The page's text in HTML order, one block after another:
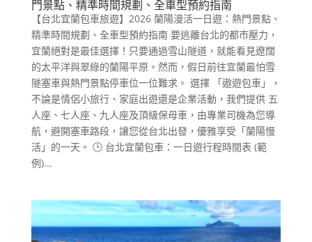
門景點、精準時間規劃、全車型預約指南
【台北宜蘭包車旅遊】2026 蘭陽漫活一日遊：熱門景點、
精準時間規劃、全車型預約指南 要逃離台北的都市壓力，
宜蘭絕對是最佳選擇！只要通過雪山隧道，就能看見遼闊
的太平洋與翠綠的蘭陽平原。然而，假日前往宜蘭最怕雪
隧塞車與熱門景點停車位一位難求。 選擇 「遨遊包車」，
不論是情侶小旅行、家庭出遊還是企業活動，我們提供 五
人座、七人座、九人座及頂級保母車，由專業司機為您導
航，避開塞車路段，讓您從台北出發，優雅享受「蘭陽慢
活」的一天。 🕒 台北宜蘭包車：一日遊行程時間表 (範
例)...